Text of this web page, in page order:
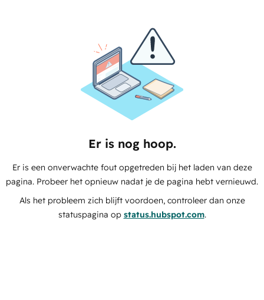
Er is nog hoop.
Er is een onverwachte fout opgetreden bij het laden van deze
pagina. Probeer het opnieuw nadat je de pagina hebt vernieuwd.
Als het probleem zich blijft voordoen, controleer dan onze
statuspagina op status.hubspot.com.